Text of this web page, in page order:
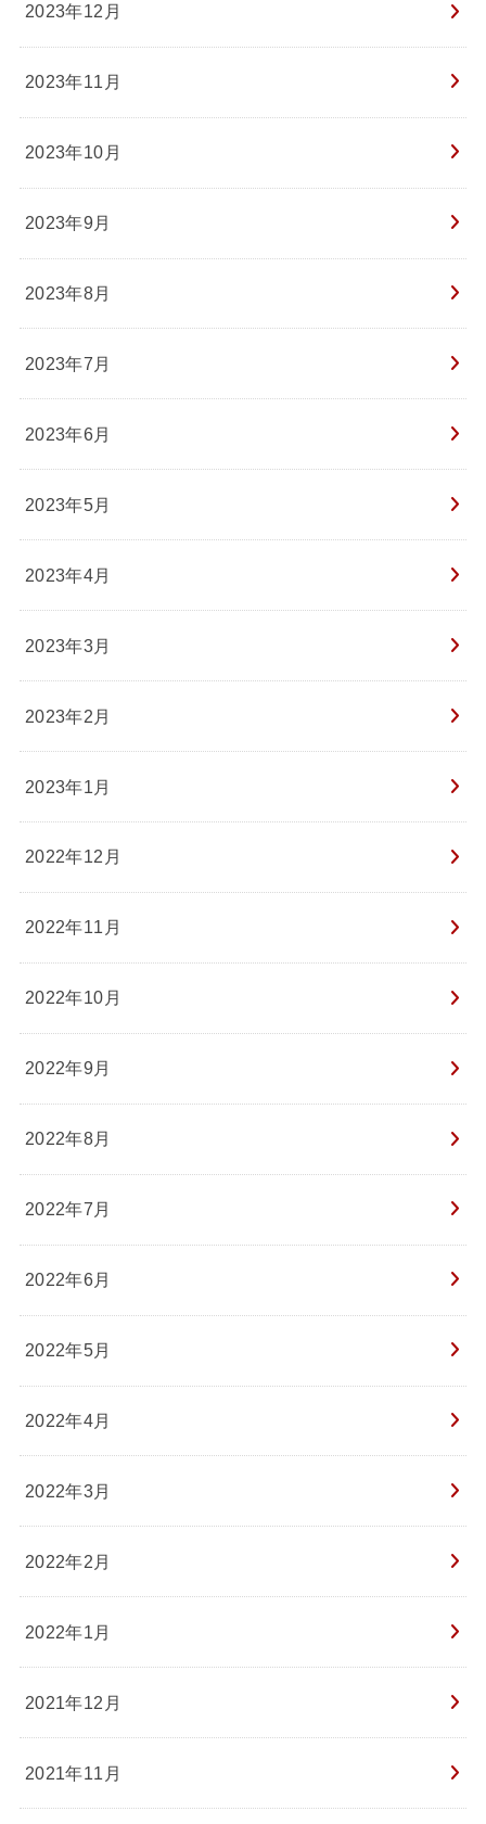
2023年12月
2023年11月
2023年10月
2023年9月
2023年8月
2023年7月
2023年6月
2023年5月
2023年4月
2023年3月
2023年2月
2023年1月
2022年12月
2022年11月
2022年10月
2022年9月
2022年8月
2022年7月
2022年6月
2022年5月
2022年4月
2022年3月
2022年2月
2022年1月
2021年12月
2021年11月